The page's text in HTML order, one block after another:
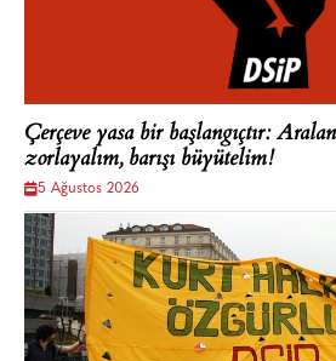
Çerçeve yasa bir başlangıçtır:
zorlayalım, barışı büyütelim!
5 Ağustos 2026